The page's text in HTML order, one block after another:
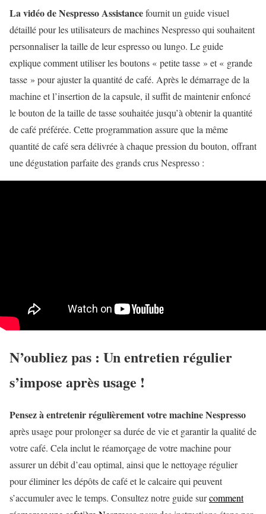
La vidéo de Nespresso Assistancefournit un guide visuel
détaillé pour les utilisateurs de machines Nespresso qui souhaitent
personnaliser la taille de leur espresso ou lungo. Le guide
explique comment utiliser les boutons « petite tasse » et « grande
tasse » pour ajuster la quantité de café. Après le démarrage de la
machine et l’insertion de la capsule, il suffit de maintenir enfoncé
le bouton de la taille de tasse souhaitée jusqu’à obtenir la quantité
de café préférée. Cette programmation assure que la même
quantité de café sera délivrée à chaque pression du bouton, offrant
une dégustation parfaite des grands crus Nespresso :
N’oubliez pas : Un entretien régulier
s’impose après usage !
Pensez à entretenir régulièrement votre machine Nespresso
après usage pour prolonger sa durée de vie et garantir la qualité de
votre café. Cela inclut le réamorçage de votre machine pour
assurer un débit d’eau optimal, ainsi que le nettoyage régulier
pour éliminer les dépôts de café et le calcaire qui peuvent
s’accumuler avec le temps. Consultez notre guide surcomment